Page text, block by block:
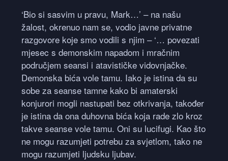
‘Bio si sasvim u pravu, Mark…’ – na našu
žalost, okrenuo nam se, vodio javne privatne
razgovore koje smo vodili s njim – ‘… povezati
mjesec s demonskim napadom i mračnim
područjem seansi i atavističke vidovnjačke.
Demonska bića vole tamu. Iako je istina da su
sobe za seanse tamne kako bi amaterski
konjurori mogli nastupati bez otkrivanja, također
je istina da ona duhovna bića koja rade zlo kroz
takve seanse vole tamu. Oni su lucifugi. Kao što
ne mogu razumjeti potrebu za svjetlom, tako ne
mogu razumjeti ljudsku ljubav.